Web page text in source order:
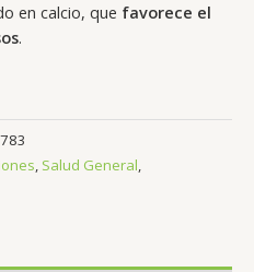
en calcio, que favorece el
.
, Salud General,